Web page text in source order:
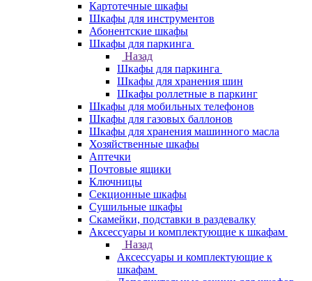
Картотечные шкафы
Шкафы для инструментов
Абонентские шкафы
Шкафы для паркинга
Назад
Шкафы для паркинга
Шкафы для хранения шин
Шкафы роллетные в паркинг
Шкафы для мобильных телефонов
Шкафы для газовых баллонов
Шкафы для хранения машинного масла
Хозяйственные шкафы
Аптечки
Почтовые ящики
Ключницы
Секционные шкафы
Сушильные шкафы
Скамейки, подставки в раздевалку
Аксессуары и комплектующие к шкафам
Назад
Аксессуары и комплектующие к
шкафам